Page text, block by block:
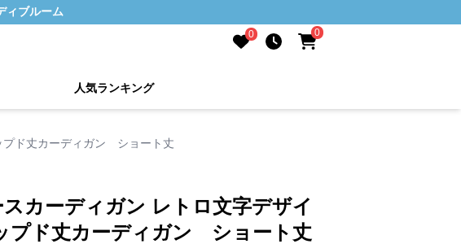
ィブルーム
0 0
人気ランキング
プド丈カーディガン ショート丈
カーディガン レトロ文字デザイ
プド丈カーディガン ショート丈